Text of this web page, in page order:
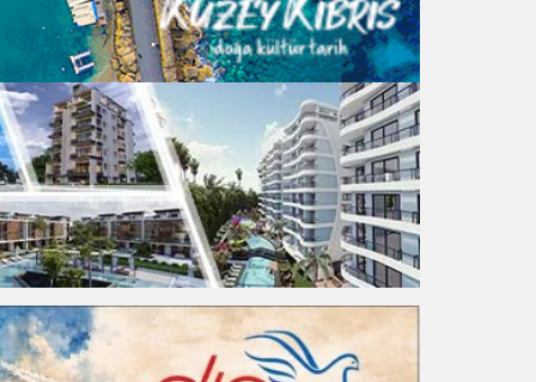
Gece Modu
Gece modunu seçin.
Sistem Modu
Sistem modunu seçin.